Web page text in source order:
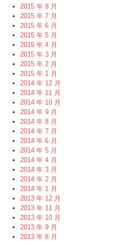
2015 年 8 月
2015 年 7 月
2015 年 6 月
2015 年 5 月
2015 年 4 月
2015 年 3 月
2015 年 2 月
2015 年 1 月
2014 年 12 月
2014 年 11 月
2014 年 10 月
2014 年 9 月
2014 年 8 月
2014 年 7 月
2014 年 6 月
2014 年 5 月
2014 年 4 月
2014 年 3 月
2014 年 2 月
2014 年 1 月
2013 年 12 月
2013 年 11 月
2013 年 10 月
2013 年 9 月
2013 年 8 月